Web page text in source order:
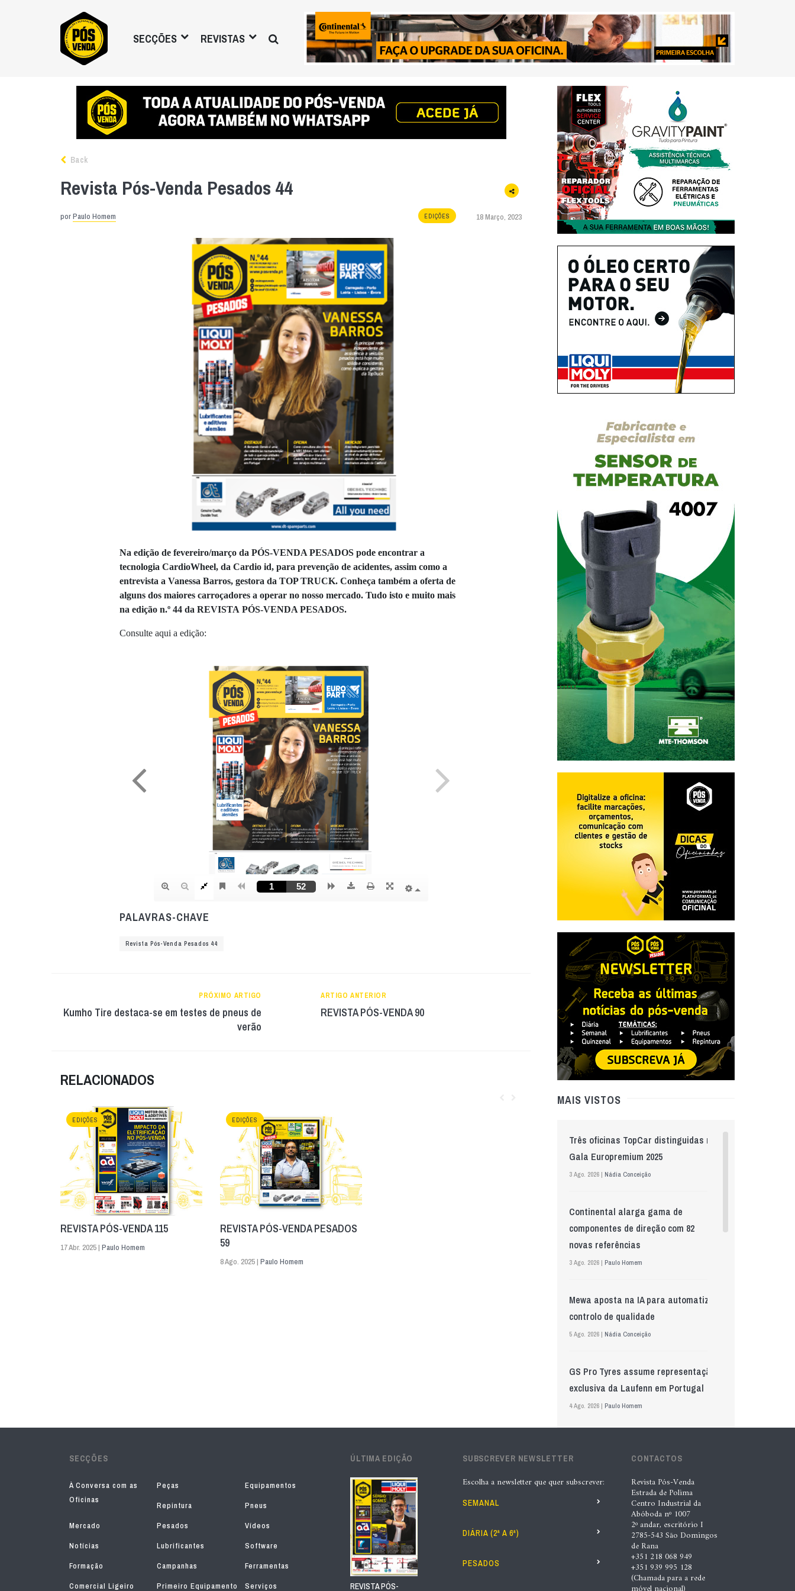
SECÇÕES REVISTAS
Back
Revista Pós-Venda Pesados 44
porPaulo Homem EDIÇÕES 18 Março, 2023
Na edição de fevereiro/março da PÓS-VENDA PESADOS pode encontrar a
tecnologia CardioWheel, da Cardio id, para prevenção de acidentes, assim como a
entrevista a Vanessa Barros, gestora da TOP TRUCK. Conheça também a oferta de
alguns dos maiores carroçadores a operar no nosso mercado. Tudo isto e muito mais
na edição n.º 44 da REVISTA PÓS-VENDA PESADOS.
Consulte aqui a edição:
PALAVRAS-CHAVE
Revista Pós-Venda Pesados 44
PRÓXIMO ARTIGO
Kumho Tire destaca-se em testes de pneus de
verão
ARTIGO ANTERIOR
REVISTA PÓS-VENDA 90
RELACIONADOS
EDIÇÕES
REVISTA PÓS-VENDA 115
17 Abr. 2025 | Paulo Homem
EDIÇÕES
REVISTA PÓS-VENDA PESADOS
59
8 Ago. 2025 | Paulo Homem
MAIS VISTOS
Três oficinas TopCar distinguidas na
Gala Europremium 2025
3 Ago. 2026 | Nádia Conceição
Continental alarga gama de
componentes de direção com 82
novas referências
3 Ago. 2026 | Paulo Homem
Mewa aposta na IA para automatizar
controlo de qualidade
5 Ago. 2026 | Nádia Conceição
GS Pro Tyres assume representação
exclusiva da Laufenn em Portugal
4 Ago. 2026 | Paulo Homem
lubrificantes, serviços e embalagens
na Automechanika
Nádia Conceição
Acionistas da AkzoNobel e da Axalta
6 Ago. 2026 | Paulo Homem
SECÇÕES
À Conversa com as
Oficinas
Peças
Equipamentos
Repintura
Pneus
Mercado
Pesados
Vídeos
Notícias
Lubrificantes
Software
Formação
Campanhas
Ferramentas
Comercial Ligeiro
Primeiro Equipamento Serviços
ÚLTIMA EDIÇÃO
REVISTA PÓS-
SUBSCREVER NEWSLETTER
Escolha a newsletter que quer subscrever:
SEMANAL
DIÁRIA (2ª A 6ª)
PESADOS
CONTACTOS
Revista Pós-Venda
Estrada de Polima
Centro Industrial da
Abóboda nº 1007
2º andar, escritório I
2785-543 São Domingos
de Rana
+351 218 068 949
+351 939 995 128
(Chamada para a rede